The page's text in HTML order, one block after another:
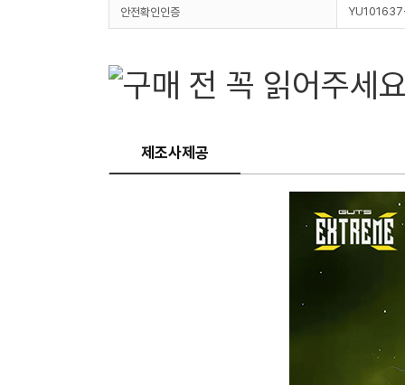
안전확인인증
제조사제공